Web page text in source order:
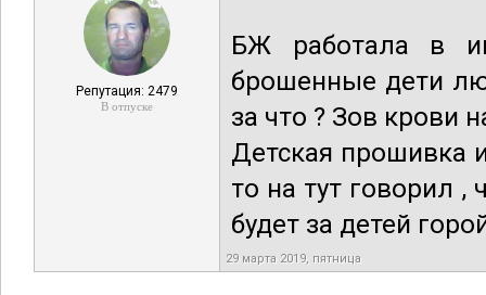
Репутация: 2479
В отпуске
БЖ работала в
брошенные дети
за что ? Зов крови
Детская прошивка
то на тут говорил ,
будет за детей
29 марта 2019, пятница